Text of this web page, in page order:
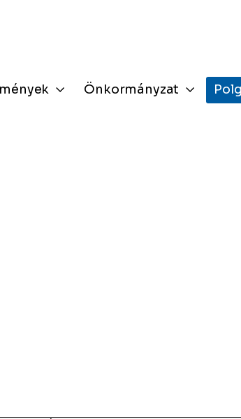
Önkormányzat